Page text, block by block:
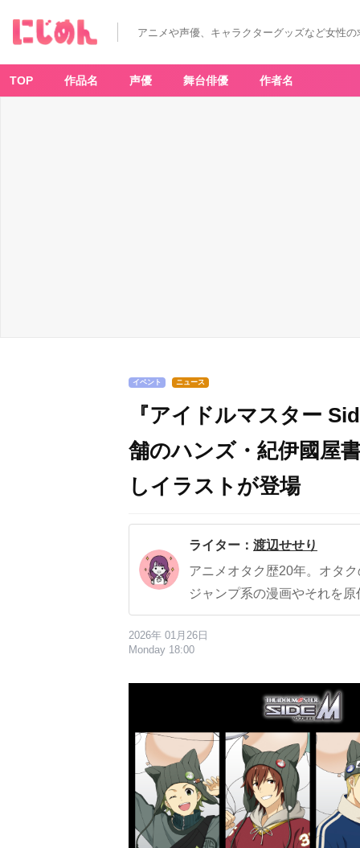
アニメや声優、キャラクターグッズなど女性
TOP 作品名 声優 舞台俳優 作者名
イベント ニュース
『アイドルマスター
舗のハンズ・紀伊國屋
しイラストが登場
ライター： 渡辺せせり
アニメオタク歴20年。オタ
ジャンプ系の漫画やそれを
2026年 01月26日
Monday 18:00